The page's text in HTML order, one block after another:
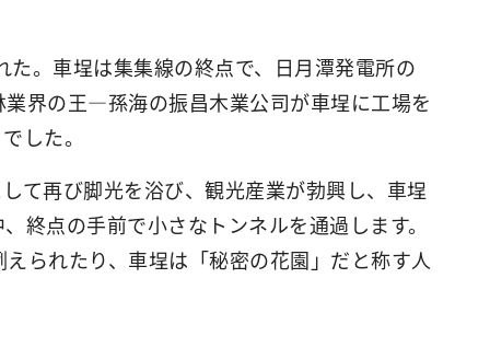
。車埕は集集線の終点で、日月潭発電所の
界の王―孫海の振昌木業公司が車埕に工場を
した。
て再び脚光を浴び、観光産業が勃興し、車埕
終点の手前で小さなトンネルを通過します。
られたり、車埕は「秘密の花園」だと称す人